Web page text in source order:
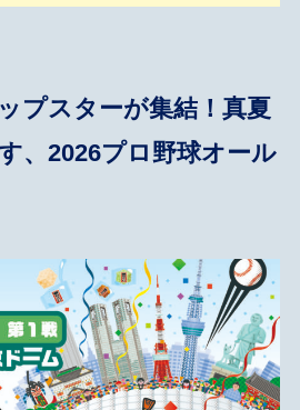
プスターが集結！真夏
、2026プロ野球オール